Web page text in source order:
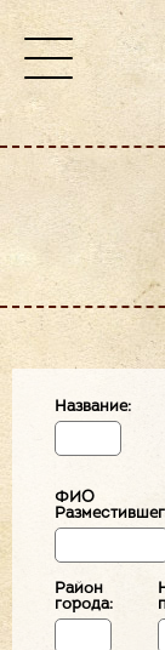
Название:
ФИО
Район
города: